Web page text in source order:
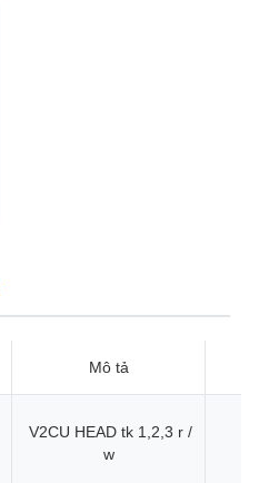
Mô tả
V2CU HEAD tk 1,2,3 r /
w